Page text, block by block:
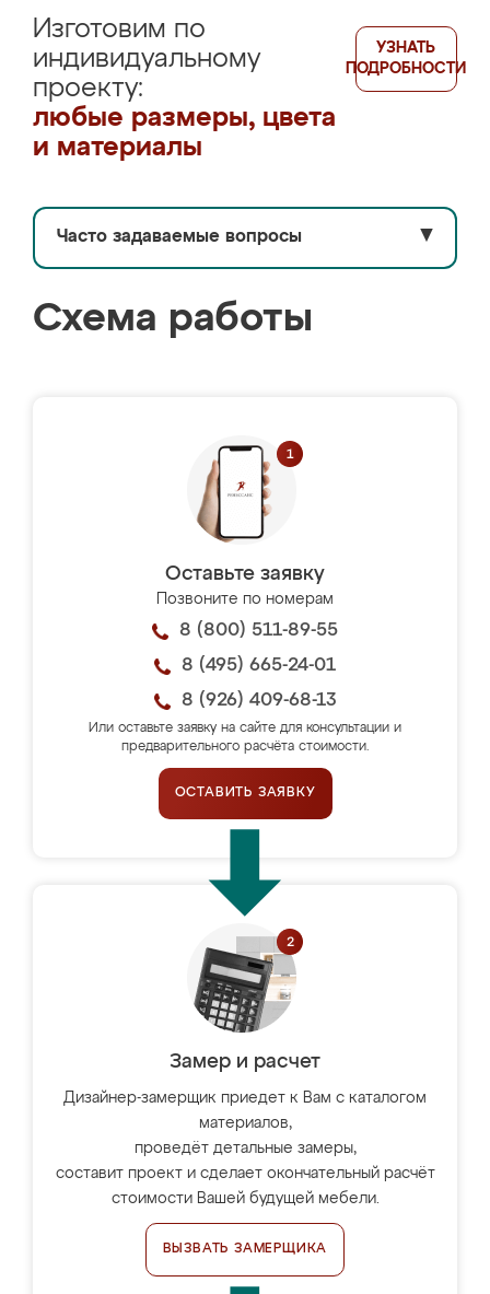
Изготовим по
индивидуальному
проекту:
любые размеры, цвета
и материалы
УЗНАТЬ
ПОДРОБНОСТИ
Часто задаваемые вопросы ▼
Схема работы
Оставьте заявку
Позвоните по номерам
8 (800) 511-89-55
8 (495) 665-24-01
8 (926) 409-68-13
Или оставьте заявку на сайте для консультации и
предварительного расчёта стоимости.
ОСТАВИТЬ ЗАЯВКУ
Замер и расчет
Дизайнер-замерщик приедет к Вам с каталогом
материалов,
проведёт детальные замеры,
составит проект и сделает окончательный расчёт
стоимости Вашей будущей мебели.
ВЫЗВАТЬ ЗАМЕРЩИКА